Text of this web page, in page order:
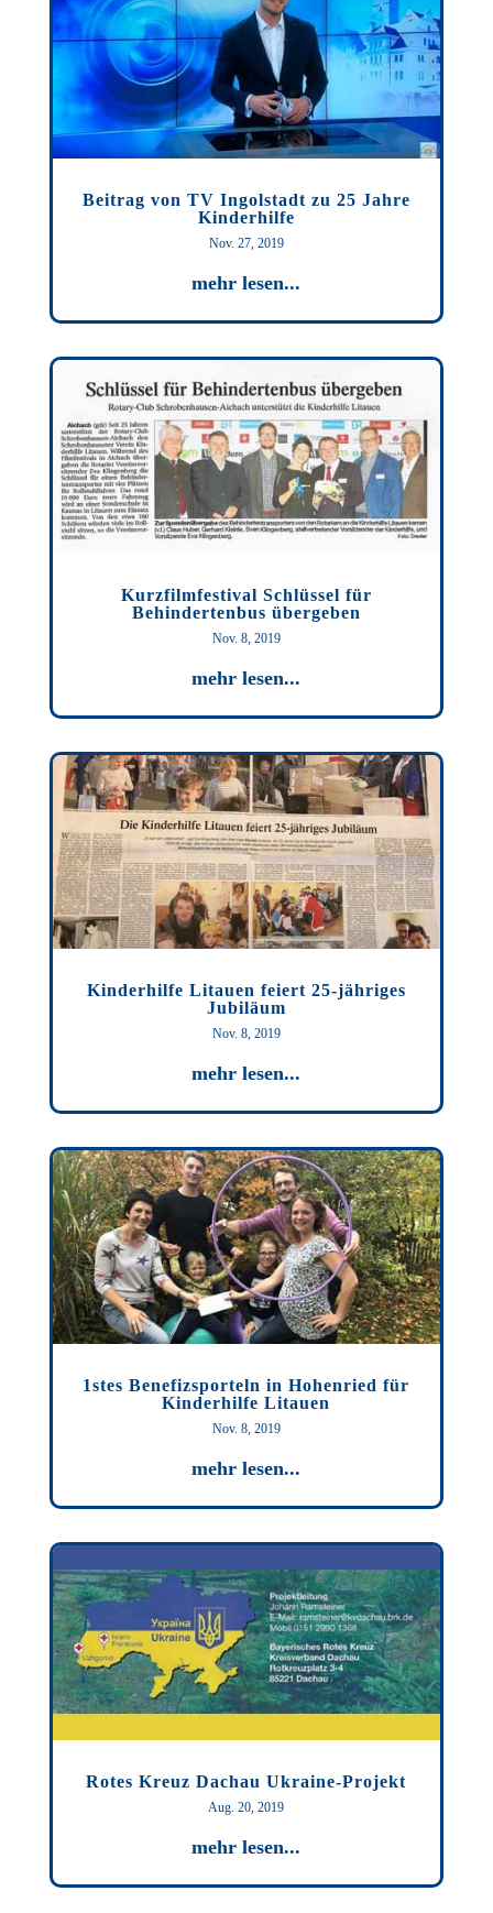
Beitrag von TV Ingolstadt zu 25 Jahre
Kinderhilfe
Nov. 27, 2019
mehr lesen...
Kurzfilmfestival Schlüssel für
Behindertenbus übergeben
Nov. 8, 2019
mehr lesen...
Kinderhilfe Litauen feiert 25-jähriges
Jubiläum
Nov. 8, 2019
mehr lesen...
1stes Benefizsporteln in Hohenried für
Kinderhilfe Litauen
Nov. 8, 2019
mehr lesen...
Rotes Kreuz Dachau Ukraine-Projekt
Aug. 20, 2019
mehr lesen...